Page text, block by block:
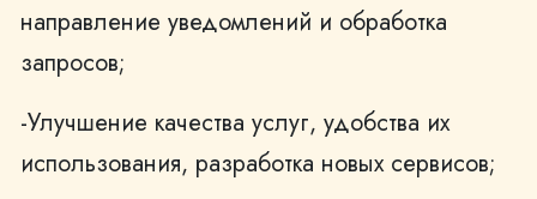
направление уведомлений и обработка
запросов;
-Улучшение качества услуг, удобства их
использования, разработка новых сервисов;